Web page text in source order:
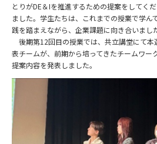
とりがDE＆Iを推進するための提案をしてく
ました。学生たちは、これまでの授業で学ん
践を踏まえながら、企業課題に向き合いまし
後期第12回目の授業では、共立講堂にて本
表チームが、前期から培ってきたチームワー
提案内容を発表しました。